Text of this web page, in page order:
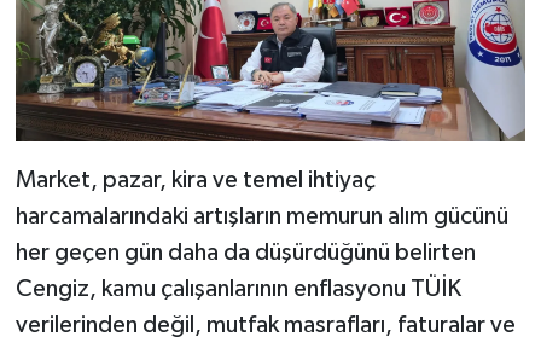
Market, pazar, kira ve temel ihtiyaç
harcamalarındaki artışların memurun alım gücünü
her geçen gün daha da düşürdüğünü belirten
Cengiz, kamu çalışanlarının enflasyonu TÜİK
verilerinden değil, mutfak masrafları, faturalar ve